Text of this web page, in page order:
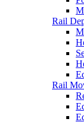
Rail
Rail